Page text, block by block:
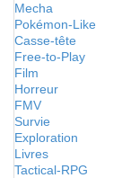
Mecha
Pokémon-Like
Casse-tête
Free-to-Play
Film
Horreur
FMV
Survie
Exploration
Livres
Tactical-RPG